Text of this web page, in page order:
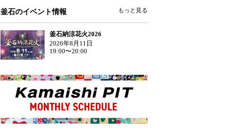
釜石のイベント情報 もっと見る
釜石納涼花火2026
2026年8月11日
19:00〜20:00